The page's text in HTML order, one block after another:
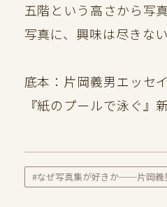
五階という高さから写
写真に、興味は尽きない
底本：片岡義男エッセ
『紙のプールで泳ぐ
#なぜ写真集が好きか──片岡義